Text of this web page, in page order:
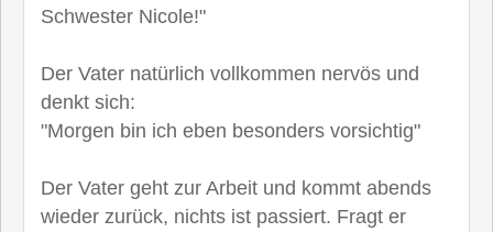
Schwester Nicole!"
Der Vater natürlich vollkommen nervös und
denkt sich:
"Morgen bin ich eben besonders vorsichtig"
Der Vater geht zur Arbeit und kommt abends
wieder zurück, nichts ist passiert. Fragt er